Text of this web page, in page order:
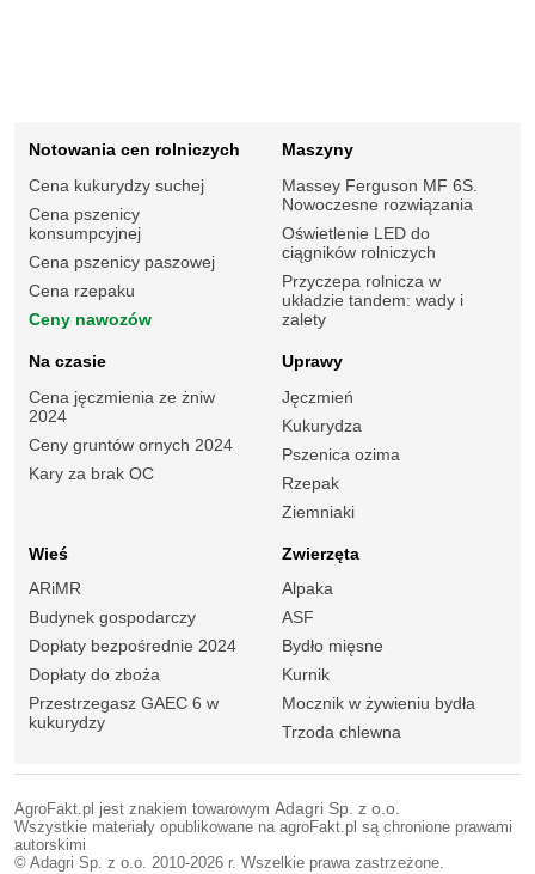
Notowania cen rolniczych
Cena kukurydzy suchej
Cena pszenicy
konsumpcyjnej
Cena pszenicy paszowej
Cena rzepaku
Ceny nawozów
Maszyny
Massey Ferguson MF 6S.
Nowoczesne rozwiązania
Oświetlenie LED do
ciągników rolniczych
Przyczepa rolnicza w
układzie tandem: wady i
zalety
Na czasie
Cena jęczmienia ze żniw
2024
Ceny gruntów ornych 2024
Kary za brak OC
Uprawy
Jęczmień
Kukurydza
Pszenica ozima
Rzepak
Ziemniaki
Wieś
ARiMR
Budynek gospodarczy
Dopłaty bezpośrednie 2024
Dopłaty do zboża
Przestrzegasz GAEC 6 w
kukurydzy
Zwierzęta
Alpaka
ASF
Bydło mięsne
Kurnik
Mocznik w żywieniu bydła
Trzoda chlewna
AgroFakt.pl jest znakiem towarowym Adagri Sp. z o.o.
Wszystkie materiały opublikowane na agroFakt.pl są chronione prawami
autorskimi
© Adagri Sp. z o.o. 2010-2026 r. Wszelkie prawa zastrzeżone.